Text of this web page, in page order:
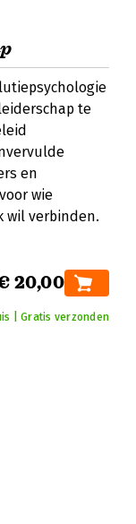
te
en
wie
wil verbinden.
20,00
| Gratis verzonden